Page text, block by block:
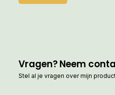
Vragen? Neem
Stel al je vragen over mijn